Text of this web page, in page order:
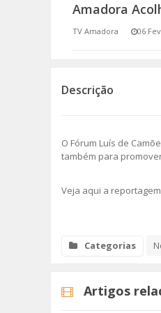
(RE) PENSAMENTOS
Amadora
TV Amadora 06
Descrição
O Fórum Luís de
também para
Veja aqui a
Categorias
Artigos